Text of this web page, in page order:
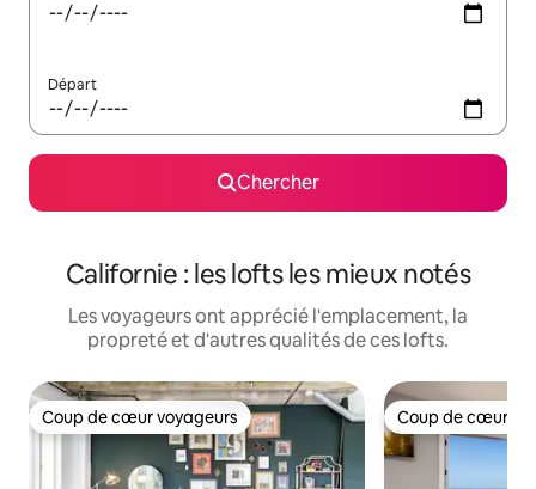
Départ
Chercher
Californie : les lofts les mieux notés
Les voyageurs ont apprécié l'emplacement, la
propreté et d'autres qualités de ces lofts.
Coup de cœur voyageurs
Coup de cœur voyageurs Coup de cœur
Coup de cœur